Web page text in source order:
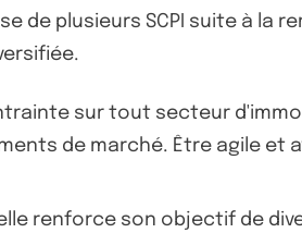
de plusieurs SCPI suite à la
sur tout secteur
de marché. Être agile et
renforce son objectif de